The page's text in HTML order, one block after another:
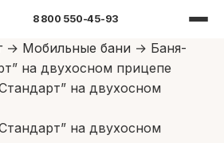
8 800 550-45-93
→ Мобильные бани → Баня-
на двухосном прицепе